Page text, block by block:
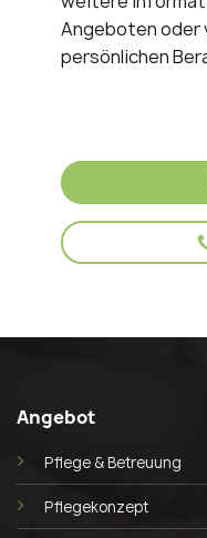
Angeboten oder
persönlichen
Angebot
Pflege & Betreuung
Pflegekonzept